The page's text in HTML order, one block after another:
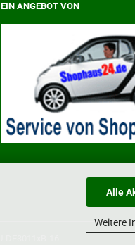
Alle
Weitere
EIN ANGEBOT VON